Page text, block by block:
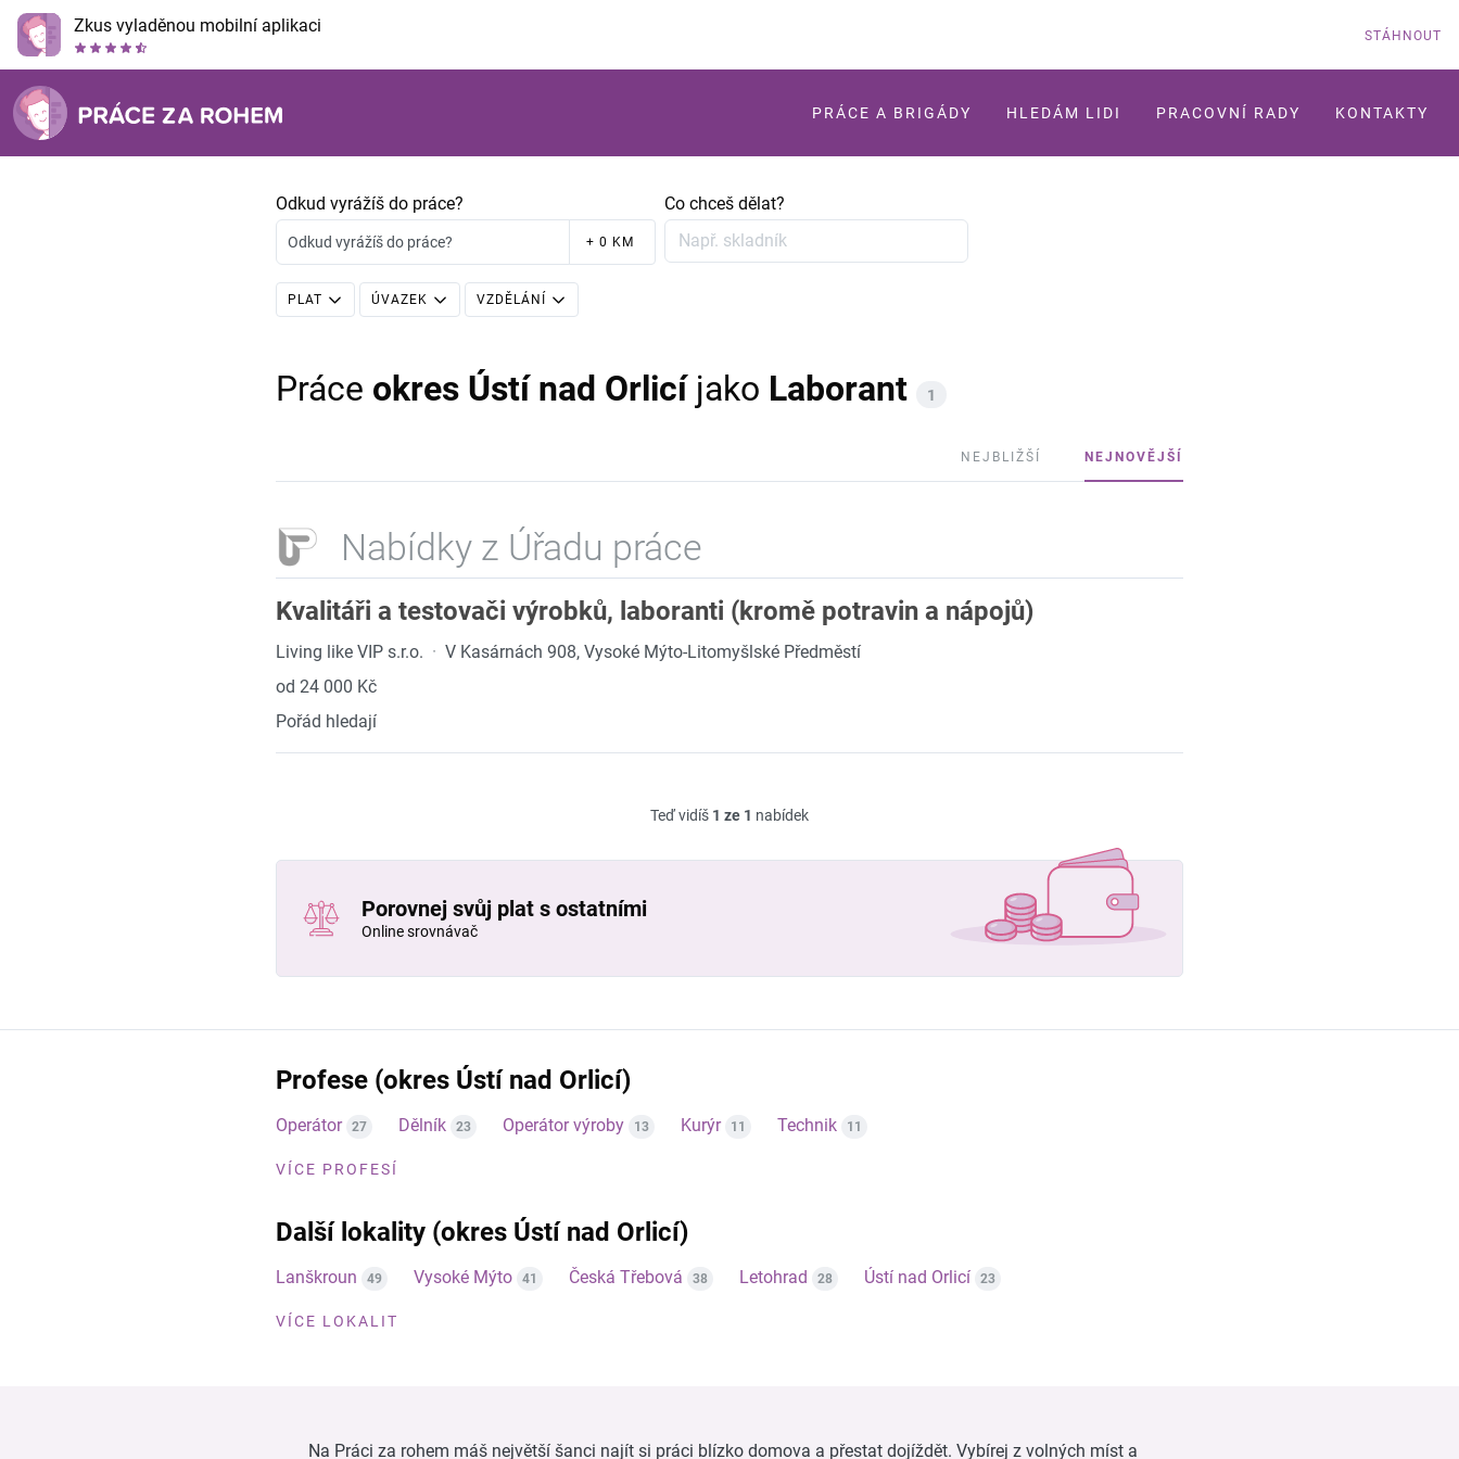
Zkus vyladěnou mobilní aplikaci STÁHNOUT
PRÁCE A BRIGÁDY HLEDÁM LIDI PRACOVNÍ RADY KONTAKTY
Odkud vyrážíš do práce?
Odkud vyrážíš do práce? + 0 KM
Co chceš dělat?
PLAT ÚVAZEK VZDĚLÁNÍ
Práce okres Ústí nad Orlicíjako Laborant 1
NEJBLIŽŠÍ NEJNOVĚJŠÍ
Nabídky z Úřadu práce
Kvalitáři a testovači výrobků, laboranti (kromě potravin a nápojů)
Living like VIP s.r.o. · V Kasárnách 908, Vysoké Mýto-Litomyšlské Předměstí
od 24 000 Kč
Pořád hledají
Teď vidíš 1 ze 1 nabídek
Porovnej svůj plat s ostatními
Online srovnávač
Profese (okres Ústí nad Orlicí)
Operátor 27 Dělník 23 Operátor výroby 13 Kurýr 11 Technik 11
VÍCE PROFESÍ
Další lokality (okres Ústí nad Orlicí)
Lanškroun 49 Vysoké Mýto 41 Česká Třebová 38 Letohrad 28 Ústí nad Orlicí 23
VÍCE LOKALIT
Na Práci za rohem máš největší šanci najít si práci blízko domova a přestat dojíždět. Vybírej z volných míst a